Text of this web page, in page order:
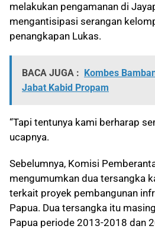
melakukan pengamanan di
mengantisipasi serangan
penangkapan Lukas.
BACA JUGA : Kombes
Jabat Kabid Propam
“Tapi tentunya kami berharap
ucapnya.
Sebelumnya, Komisi
mengumumkan dua tersangka
terkait proyek pembangunan
Papua. Dua tersangka itu
Papua periode 2013-2018 dan